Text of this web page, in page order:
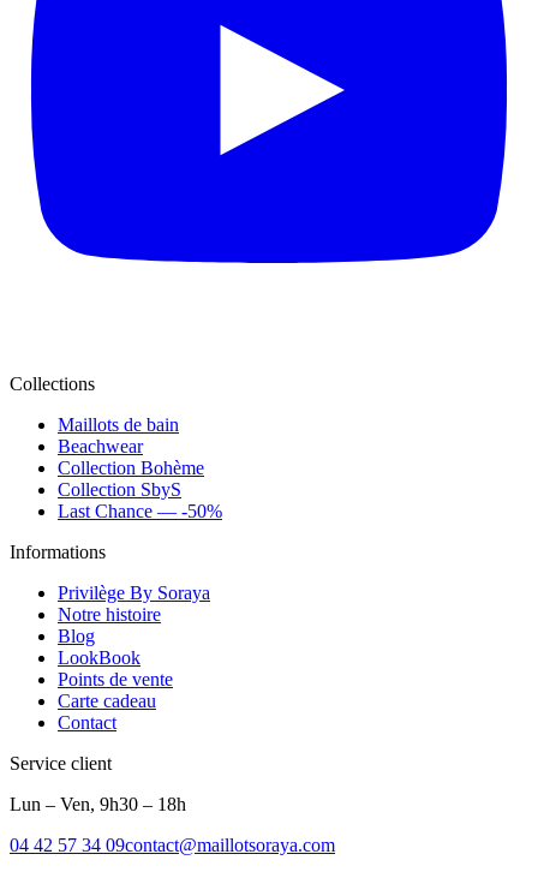
Collections
Maillots de bain
Beachwear
Collection Bohème
Collection SbyS
Last Chance — -50%
Informations
Privilège By Soraya
Notre histoire
Blog
LookBook
Points de vente
Carte cadeau
Contact
Service client
Lun – Ven, 9h30 – 18h
04 42 57 34 09contact@maillotsoraya.com